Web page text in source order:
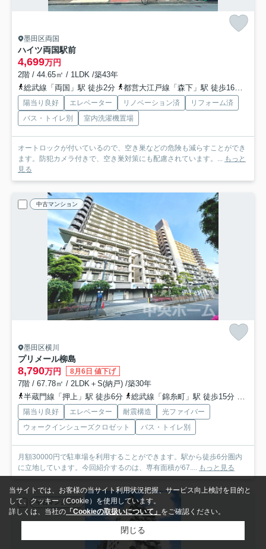
墨田区両国
ハイツ両国駅前
4,699万円
2階 / 44.65㎡ / 1LDK /築43年
総武線「両国」駅 徒歩2分
都営大江戸線「森下」駅 徒歩16分
陽当り良好 エレベーター リノベーション済
リフォーム済
バス・トイレ別
室内洗濯機置場
オートロックが付いているので、空き巣などの危険も減らすことができ
ます。防犯カメラ付きで、空き巣対策にも配慮されています。... もっと
見る
中古マンション
墨田区横川
プリメール柳島
8,790万円 8月6日 値下げ
7階 / 67.78㎡ / 2LDK＋S(納戸) /築30年
半蔵門線「押上」駅 徒歩6分
総武線「錦糸町」駅 徒歩15分
陽当り良好 エレベーター 耐震構造
光ファイバー
ウォークインシューズクロゼット
バス・トイレ別
月額30000円で駐車場を利用することができます。駅から徒歩6分圏内
に立地しています。今回紹介するのは、専有面積が67.... もっと見る
中古マンション
当サイトでは、お客様の当サイト利用状況把握、サービス向上検討を目的と
して、クッキー（Cookie）を使用しています。
詳しくは、当社の 「Cookieの取扱いについて」 をご確認ください。
閉じる